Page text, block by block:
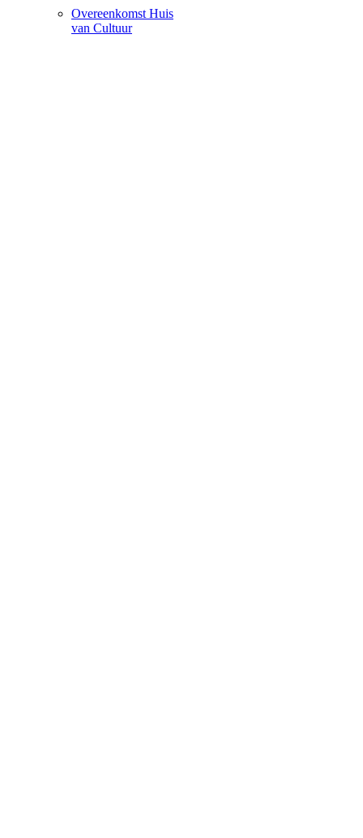
Overeenkomst Huis
van Cultuur